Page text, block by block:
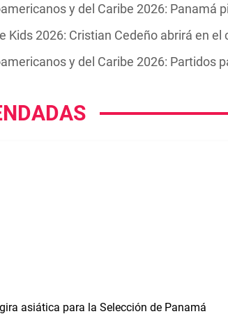
y del Caribe 2026: Panamá
Kids 2026: Cristian Cedeño abrirá en
y del Caribe 2026: Partidos